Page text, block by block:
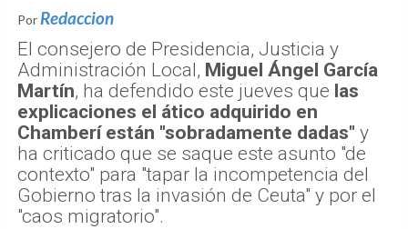
Por Redaccion
El consejero de Presidencia, Justicia y
Administración Local, Miguel Ángel García
Martín, ha defendido este jueves que las
explicaciones el ático adquirido en
Chamberí están "sobradamente dadas" y
ha criticado que se saque este asunto "de
contexto" para "tapar la incompetencia del
Gobierno tras la invasión de Ceuta" y por el
"caos migratorio".